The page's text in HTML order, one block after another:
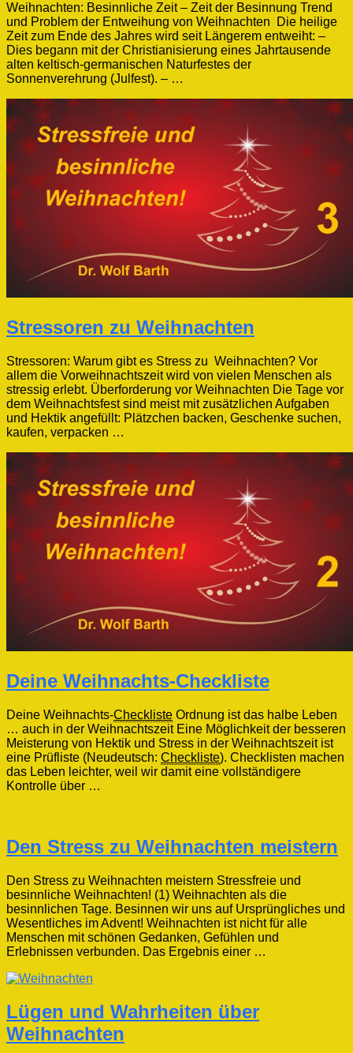
Weihnachten: Besinnliche Zeit – Zeit der Besinnung Trend
und Problem der Entweihung von Weihnachten Die heilige
Zeit zum Ende des Jahres wird seit Längerem entweiht: –
Dies begann mit der Christianisierung eines Jahrtausende
alten keltisch-germanischen Naturfestes der
Sonnenverehrung (Julfest). – …
Stressoren zu Weihnachten
Stressoren: Warum gibt es Stress zu Weihnachten? Vor
allem die Vorweihnachtszeit wird von vielen Menschen als
stressig erlebt. Überforderung vor Weihnachten Die Tage vor
dem Weihnachtsfest sind meist mit zusätzlichen Aufgaben
und Hektik angefüllt: Plätzchen backen, Geschenke suchen,
kaufen, verpacken …
Deine Weihnachts-Checkliste
Deine Weihnachts-Checkliste Ordnung ist das halbe Leben
… auch in der Weihnachtszeit Eine Möglichkeit der besseren
Meisterung von Hektik und Stress in der Weihnachtszeit ist
eine Prüfliste (Neudeutsch: Checkliste). Checklisten machen
das Leben leichter, weil wir damit eine vollständigere
Kontrolle über …
Den Stress zu Weihnachten meistern
Den Stress zu Weihnachten meistern Stressfreie und
besinnliche Weihnachten! (1) Weihnachten als die
besinnlichen Tage. Besinnen wir uns auf Ursprüngliches und
Wesentliches im Advent! Weihnachten ist nicht für alle
Menschen mit schönen Gedanken, Gefühlen und
Erlebnissen verbunden. Das Ergebnis einer …
Lügen und Wahrheiten über
Weihnachten